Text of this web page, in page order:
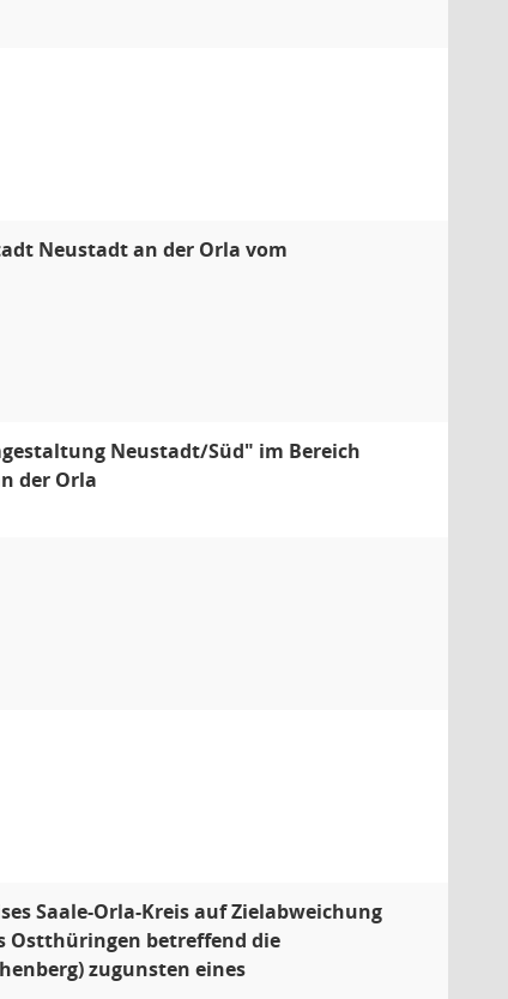
Neustadt an der Orla vom
Neustadt/Süd" im Bereich
der Orla
Saale-Orla-Kreis auf Zielabweichung
Ostthüringen betreffend die
zugunsten eines